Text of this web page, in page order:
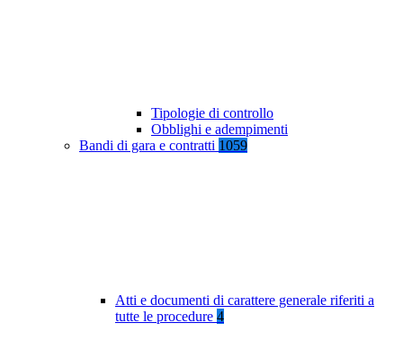
Tipologie di controllo
Obblighi e adempimenti
Bandi di gara e contratti 1059
Atti e documenti di carattere generale riferiti a
tutte le procedure 4